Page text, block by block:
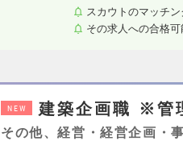
スカウトのマッチ
その求人への合格
NEW 建築企画職 ※管
その他、経営・経営企画・